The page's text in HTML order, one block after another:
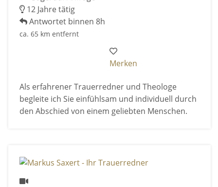
12 Jahre tätig
Antwortet binnen 8h
ca. 65 km entfernt
Merken
Als erfahrener Trauerredner und Theologe
begleite ich Sie einfühlsam und individuell durch
den Abschied von einem geliebten Menschen.